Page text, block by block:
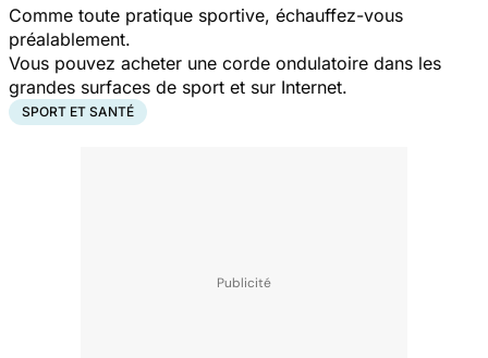
Comme toute pratique sportive, échauffez-vous
préalablement.
Vous pouvez acheter une corde ondulatoire dans les
grandes surfaces de sport et sur Internet.
SPORT ET SANTÉ